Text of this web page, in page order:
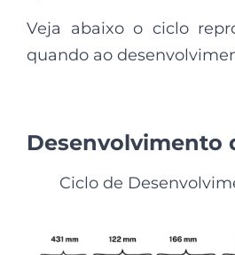
Veja abaixo o ciclo
quando ao
Desenvolvimento
Ciclo de